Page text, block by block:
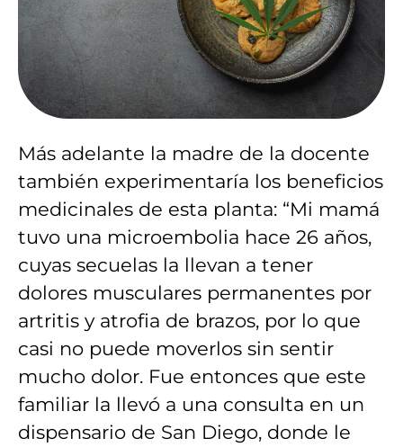
Más adelante la madre de la docente
también experimentaría los beneficios
medicinales de esta planta: “Mi mamá
tuvo una microembolia hace 26 años,
cuyas secuelas la llevan a tener
dolores musculares permanentes por
artritis y atrofia de brazos, por lo que
casi no puede moverlos sin sentir
mucho dolor. Fue entonces que este
familiar la llevó a una consulta en un
dispensario de San Diego, donde le